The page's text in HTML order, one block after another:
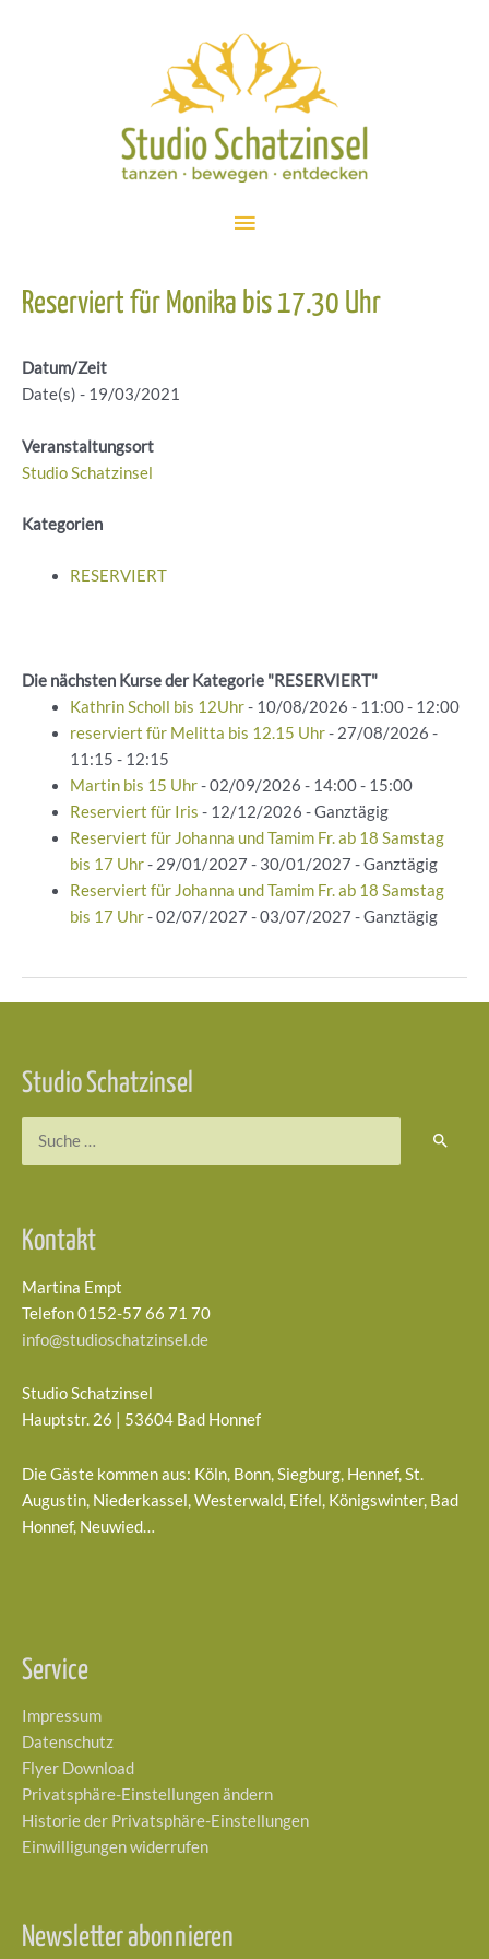
Hauptmenü
Reserviert für Monika bis 17.30 Uhr
Datum/Zeit
Date(s) - 19/03/2021
Veranstaltungsort
Studio Schatzinsel
Kategorien
RESERVIERT
Die nächsten Kurse der Kategorie "RESERVIERT"
Kathrin Scholl bis 12Uhr- 10/08/2026 - 11:00 - 12:00
reserviert für Melitta bis 12.15 Uhr- 27/08/2026 -
11:15 - 12:15
Martin bis 15 Uhr- 02/09/2026 - 14:00 - 15:00
Reserviert für Iris - 12/12/2026 - Ganztägig
Reserviert für Johanna und Tamim Fr. ab 18 Samstag
bis 17 Uhr- 29/01/2027 - 30/01/2027 - Ganztägig
Reserviert für Johanna und Tamim Fr. ab 18 Samstag
bis 17 Uhr- 02/07/2027 - 03/07/2027 - Ganztägig
Studio Schatzinsel
Kontakt
Martina Empt
Telefon 0152-57 66 71 70
info@studioschatzinsel.de
Studio Schatzinsel
Hauptstr. 26 | 53604 Bad Honnef
Die Gäste kommen aus: Köln, Bonn, Siegburg, Hennef, St.
Augustin, Niederkassel, Westerwald, Eifel, Königswinter, Bad
Honnef, Neuwied…
Service
Impressum
Datenschutz
Flyer Download
Privatsphäre-Einstellungen ändern
Historie der Privatsphäre-Einstellungen
Einwilligungen widerrufen
Newsletter abonnieren